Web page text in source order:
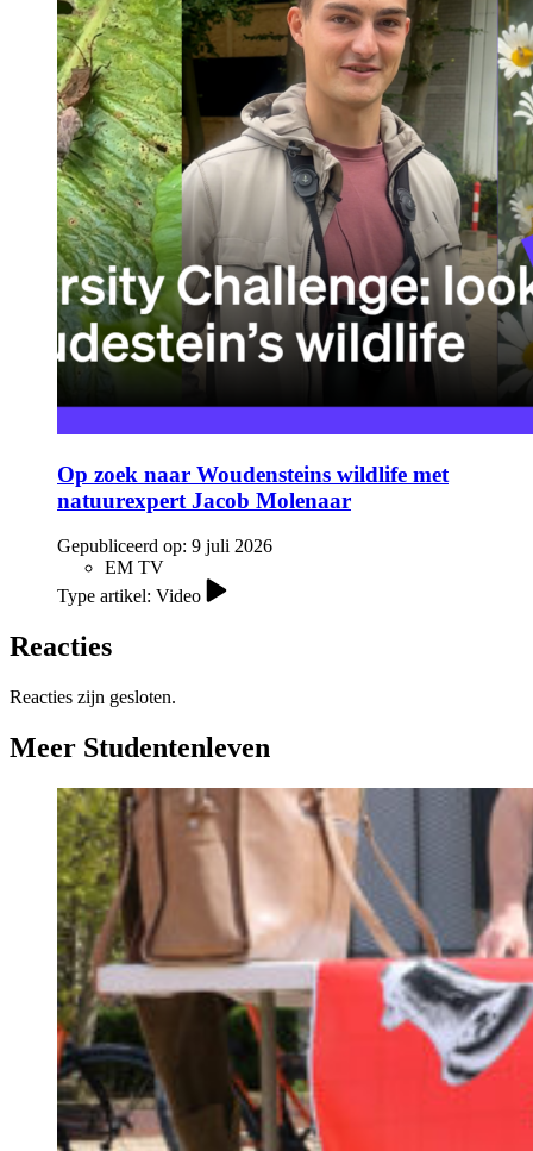
Op zoek naar Woudensteins wildlife met
natuurexpert Jacob Molenaar
Gepubliceerd op: 9 juli 2026
EM TV
Type artikel: Video
Reacties
Reacties zijn gesloten.
Meer Studentenleven